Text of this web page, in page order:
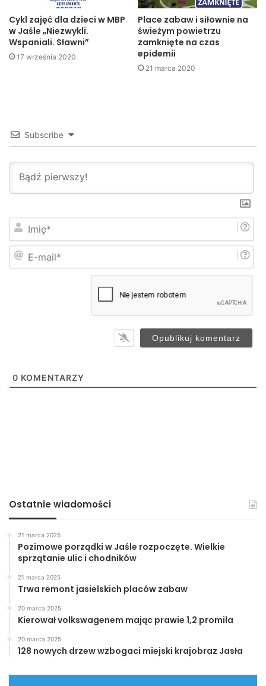
Przetrwać Zimę”.
Zachęcamy wszystkich mieszkańców do udziału w akcji, a
także z góry dziękujemy za okazane wsparcie. Wszelkich
informacji na temat Akcji udziela Miejski Ośrodek Pomocy
„Pomóż Dzieciom Przetrwać Zimę” dostępne są na stronie
UMJ
Cykl zajęć dla dzieci w MBP
w Jaśle „Niezwykli.
Wspaniali. Sławni”
17 września 2020
Place zabaw i siłownie na
świeżym powietrzu
zamknięte na czas
epidemii
21 marca 2020
Subscribe
i
m
0 KOMENTARZY
Ostatnie wiadomości
21 marca 2025
Pozimowe porządki w Jaśle rozpoczęte. Wielkie
sprzątanie ulic i chodników
21 marca 2025
Trwa remont jasielskich placów zabaw
20 marca 2025
Kierował volkswagenem mając prawie 1,2 promila
20 marca 2025
128 nowych drzew wzbogaci miejski krajobraz Jasła